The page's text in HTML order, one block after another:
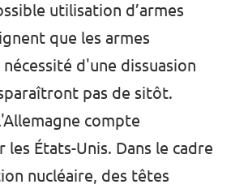
utilisation d’armes
que les armes
d'une dissuasion
pas de sitôt.
compte
les États-Unis. Dans le cadre
nucléaire, des têtes